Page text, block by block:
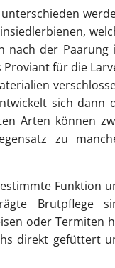
nach der Paarung
für die
sich dann
Arten können
zu
Funktion
Brutpflege
oder Termiten
direkt gefüttert